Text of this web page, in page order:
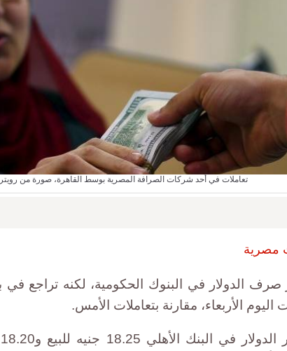
تعاملات في أحد شركات الصرافة المصرية بوسط القاهرة، صورة من
مصرية
الدولار في البنوك الحكومية، لكنه تراجع في
اليوم الأربعاء، مقارنة بتعاملات الأمس.